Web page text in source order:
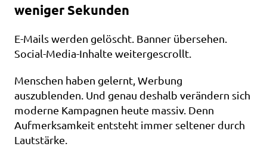
weniger Sekunden
E-Mails werden gelöscht. Banner übersehen.
Social-Media-Inhalte weitergescrollt.
Menschen haben gelernt, Werbung
auszublenden. Und genau deshalb verändern sich
moderne Kampagnen heute massiv. Denn
Aufmerksamkeit entsteht immer seltener durch
Lautstärke.